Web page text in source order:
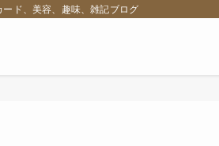
ド、美容、趣味、雑記ブログ